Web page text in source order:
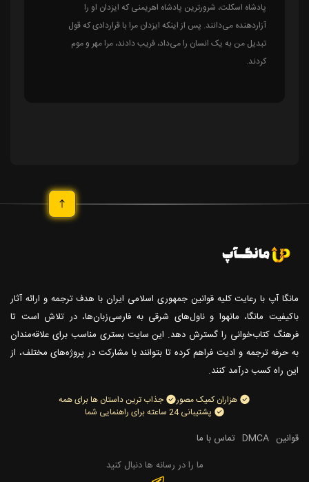
پادشاه اسکلت، شرورترین پادشاه اهریمنی که ایزدان او را
آزاردهنده می‌دانند. پس از اینکه ایزدان مرا با قراردادی که قول
تبدیل من به یک انسان را می‌داد، فریب دادند، مرا مهر و موم
کردند.
مانگا آپ با رعایت کلیه قوانین جمهوری اسلامی ایران با هدف ترجمه و ارائه آثار
باکیفیت مانگا، مانهوا و ناول‌های شرقی به فارسی‌زبان‌ها، در تلاش است تا
فرهنگ کتاب‌خوانی را گسترش دهد. این سایت بستری مناسب برای علاقه‌مندان
به حرفه ترجمه و ادیت فراهم کرده تا بتوانند با مشارکت در پروژه‌های مختلف، از
این راه کسب درآمد کنند.
هزاران کمیک مصور
جذاب ترین داستان ها برای همه
پشتیبانی 24 ساعته برای راهنمایی شما
قوانین DMCA تماس با ما
ما را در رسانه ها دنبال کنید